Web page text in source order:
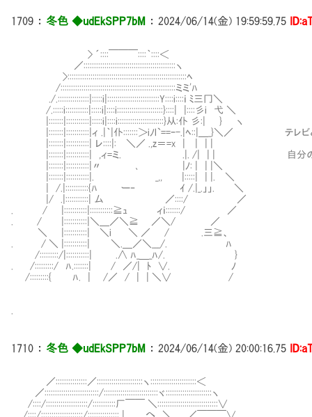
1709 ： 冬色 ◆udEkSPP7bM ： 2024/06/14(金) 19:59:59.75
> ´::::￣￣￣::::｀::::＜
／::::::::::::::::::::::::::::::::::::::::::::ヽ
>:::::::::::::::::::::::::::::::::::::::::::::::::::::::::ﾍ
/:::::::::::::::::::::::::::::::::::::::::::::::::::::::ミミ'ﾊ
./.:::::::::::::::|:::::i|:::::::::::::::::::::::::Y::::i::::ｉ ﾐ三冂＼
/.:::::i:::::::::::|:::::i|::::i::::::::::::::::::::::}::::| |::::彡i 弋 ＼
|:::::::|:::::::::::|:::::i|::::i::::::::::::::::::::::}从:仆 彡:| } ヽ
|:::::::|:::::::::::|ィ .|｀|仆:::::::＞iﾉl`==ｰ-.|ﾍ::|＿_}＼／ テレビと
|:::::::|:::::::::::| レ::::|: ＼／ .,z＝=x | | | |
|:::::::|:::::::::::| ,ィ=ミ. .|. /| | | 自分の年収で差
|:::::::|:::::::::::|〃 ､ |ﾉ: | | |＼
|:::::::|:::::::::::|. _,, |:::::| | |. ＼
| /.|:::::::::::{ﾊ ー‐ ｲ /.|_.」」. ＼
|/ .|:::::::::::| 厶 ／::::/ ／
. / |:::::::::::|:::::::::::≧ｭ ィｉ:::::::/ ／
. / |:::::::::::|＼＿／＼≧ ／＼/ ／
＼ |:::::::::::| ＼i ＼ ／ / .三≧、
. / ＼ |:::::::::::| ＼.＿／＼___/. ﾊ
/:::::::::/|:::::::::::| .∧ ﾊ_＿_ﾊ/. }
. /:::::::::/ ﾊ.:::::::| / ／/| ﾄ ∨. ﾉ
/:::::::::{ ﾊ. | /／ / | | ＼∨ /
1710 ： 冬色 ◆udEkSPP7bM ： 2024/06/14(金) 20:00:16.75
／:::::::::::::::／::::::::::::::::::::::ヽ::::::::::::::::::::::＜
／::::::::::::::::::::::::::/::::::::::::::::::::::::::ヾ::::::::::::::::::::::ヽ
/::::/::::::::::::::::::::/:::::::::::厂￣￣ ＼:::::::::::::::::::::::::::::∨
. /::::/::::::::::::::::::::/::::::::::::::: | へ ＼＿__／￣￣￣∨